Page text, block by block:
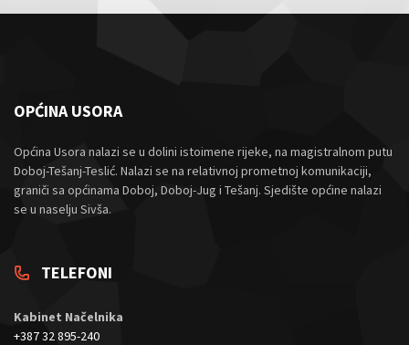
OPĆINA USORA
Općina Usora nalazi se u dolini istoimene rijeke, na magistralnom putu
Doboj-Tešanj-Teslić. Nalazi se na relativnoj prometnoj komunikaciji,
graniči sa općinama Doboj, Doboj-Jug i Tešanj. Sjedište općine nalazi
se u naselju Sivša.
TELEFONI
Kabinet Načelnika
+387 32 895-240